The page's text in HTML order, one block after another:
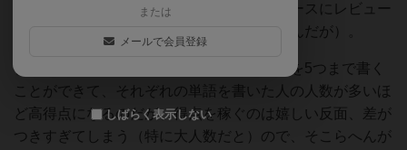
面白かったので、フラッシュとの違いをベースにレビュー
してみる（まぁ、フラッシュが元々面白いんだが）。
まず、フラッシュはお題に合わせて、単語を5つまで書く
ことができて、それぞれの単語を書いた人の人数が多いほ
ど高得点になるのだが、得点を稼ぐのは嬉しい反面、差が
つきすぎてしまう（特に大人数だと）ので、そこらへんが
または
メールで会員登録
しばらく表示しない